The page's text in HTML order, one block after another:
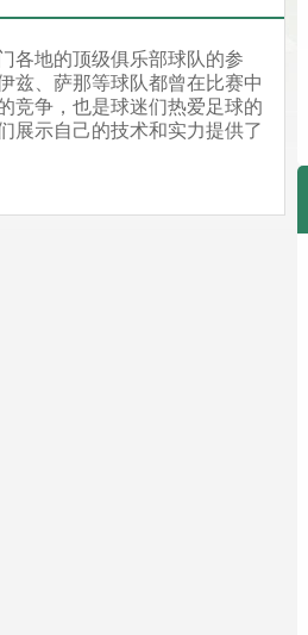
各地的顶级俱乐部球队的参
兹、萨那等球队都曾在比赛中
竞争，也是球迷们热爱足球的
展示自己的技术和实力提供了